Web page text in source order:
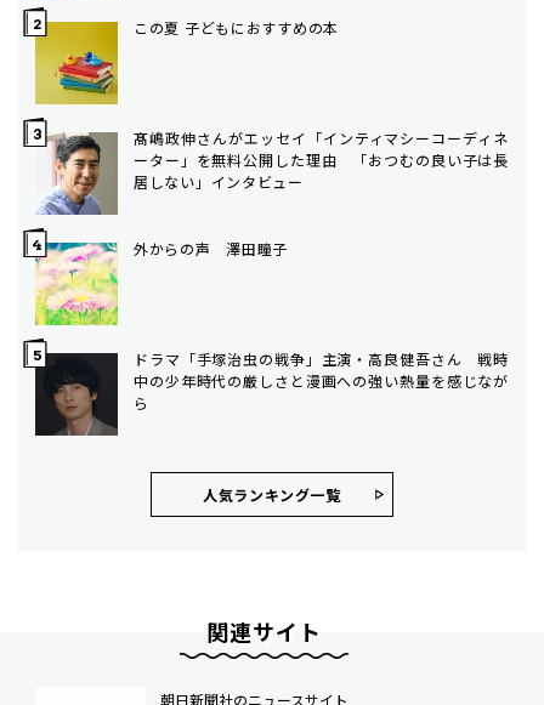
この夏 子どもにおすすめの本
髙嶋政伸さんがエッセイ「インティマシーコーディネ
ーター」を無料公開した理由 「おつむの良い子は長
居しない」インタビュー
外からの声 澤田瞳子
ドラマ「手塚治虫の戦争」主演・高良健吾さん 戦時
中の少年時代の厳しさと漫画への強い熱量を感じなが
ら
人気ランキング⼀覧
関連サイト
朝日新聞社のニュースサイト